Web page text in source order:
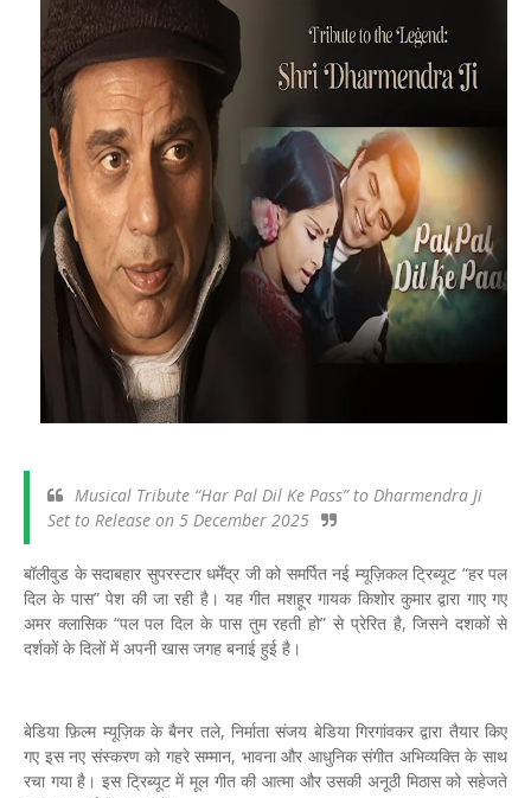
Musical Tribute “Har Pal Dil Ke Pass” to Dharmendra Ji
Set to Release on 5 December 2025
बॉलीवुड के सदाबहार सुपरस्टार धर्मेंद्र जी को समर्पित नई म्यूज़िकल ट्रिब्यूट “हर पल
दिल के पास” पेश की जा रही है। यह गीत मशहूर गायक किशोर कुमार द्वारा गाए गए
अमर क्लासिक “पल पल दिल के पास तुम रहती हो” से प्रेरित है, जिसने दशकों से
दर्शकों के दिलों में अपनी खास जगह बनाई हुई है।
बेडिया फ़िल्म म्यूज़िक के बैनर तले, निर्माता संजय बेडिया गिरगांवकर द्वारा तैयार किए
गए इस नए संस्करण को गहरे सम्मान, भावना और आधुनिक संगीत अभिव्यक्ति के साथ
रचा गया है। इस ट्रिब्यूट में मूल गीत की आत्मा और उसकी अनूठी मिठास को सहेजते